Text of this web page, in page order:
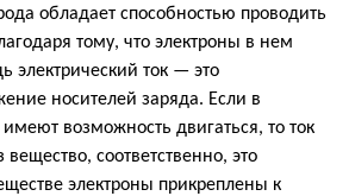
обладает способностью проводить
тому, что электроны в нем
электрический ток — это
носителей заряда. Если в
возможность двигаться, то ток
соответственно, это
электроны прикреплены к